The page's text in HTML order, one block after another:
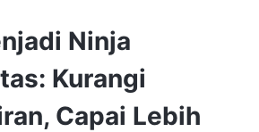
Ninja
Kurangi
Capai Lebih